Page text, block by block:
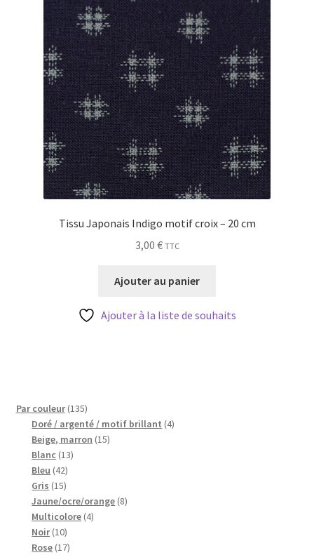
Tissu Japonais Indigo motif croix – 20 cm
3,00 € TTC
Ajouter au panier
Ajouter à la liste de souhaits
Par couleur 135135
produits
Doré / argenté / motif brillant 44
Beige, marron 1515
Blanc 1313
Bleu 4242
produits
Gris 1515
produits
Jaune/ocre/orange 88
Multicolore 44
Noir 1010
produits
Rose 1717